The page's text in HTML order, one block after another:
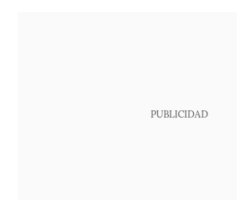
PUBLICIDAD